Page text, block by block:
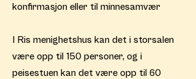
konfirmasjon eller til minnesamvær
I Ris menighetshus kan det i storsalen
være opp til 150 personer, og i
peisestuen kan det være opp til 60